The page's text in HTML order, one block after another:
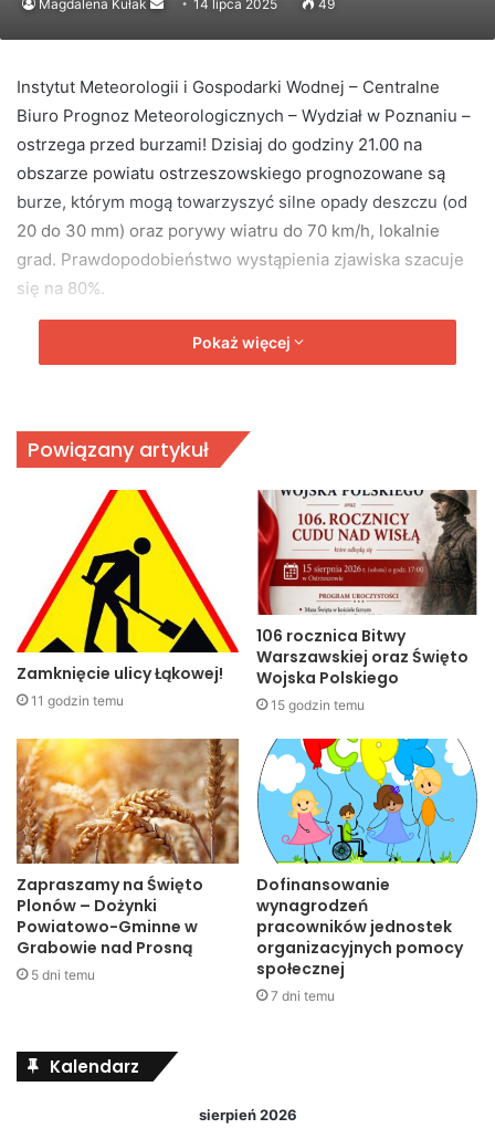
Magdalena Kułak 14 lipca 2025 49
Instytut Meteorologii i Gospodarki Wodnej – Centralne
Biuro Prognoz Meteorologicznych – Wydział w Poznaniu –
ostrzega przed burzami! Dzisiaj do godziny 21.00 na
obszarze powiatu ostrzeszowskiego prognozowane są
burze, którym mogą towarzyszyć silne opady deszczu (od
20 do 30 mm) oraz porywy wiatru do 70 km/h, lokalnie
grad. Prawdopodobieństwo wystąpienia zjawiska szacuje
się na 80%.
Pokaż więcej
Powiązany artykuł
Zamknięcie ulicy Łąkowej!
11 godzin temu
106 rocznica Bitwy
Warszawskiej oraz Święto
Wojska Polskiego
15 godzin temu
Zapraszamy na Święto
Plonów – Dożynki
Powiatowo-Gminne w
Grabowie nad Prosną
5 dni temu
Dofinansowanie
wynagrodzeń
pracowników jednostek
organizacyjnych pomocy
społecznej
7 dni temu
Kalendarz
sierpień 2026